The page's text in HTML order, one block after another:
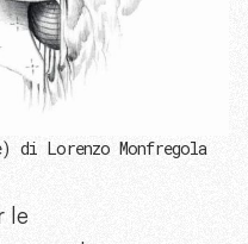
di Lorenzo Monfregola
le